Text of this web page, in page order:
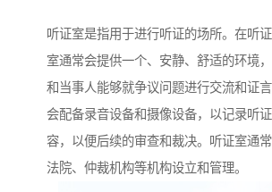
听证室是指用于进行听证的场所。在听
室通常会提供一个、安静、舒适的环境
和当事人能够就争议问题进行交流和证
会配备录音设备和摄像设备，以记录听
容，以便后续的审查和裁决。听证室通常
法院、仲裁机构等机构设立和管理。